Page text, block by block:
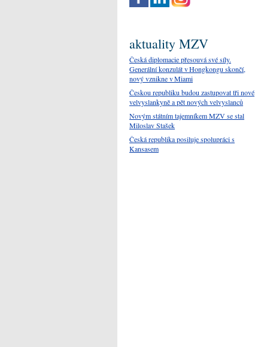
aktuality MZV
Česká diplomacie přesouvá své síly.
Generální konzulát v Hongkongu skončí,
nový vznikne v Miami
Českou republiku budou zastupovat tři nové
velvyslankyně a pět nových velvyslanců
Novým státním tajemníkem MZV se stal
Miloslav Stašek
Česká republika posiluje spolupráci s
Kansasem